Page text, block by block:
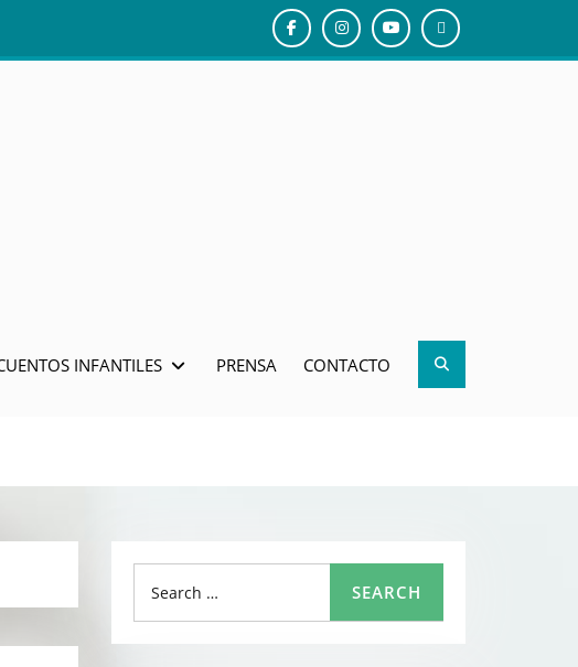
FacebookInstagramYoutube
El
INFANTILES PRENSA CONTACTO
for:
SEARCH